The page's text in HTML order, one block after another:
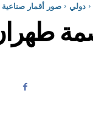
دولي صور أقمار